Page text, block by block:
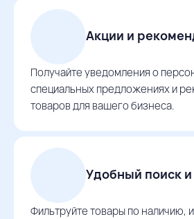
Акции и
Получайте уведомления о
специальных предложениях и
товаров для вашего бизнеса.
Удобный поиск
Фильтруйте товары по наличию,